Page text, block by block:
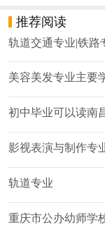
推荐阅读
轨道交通专业|铁路
美容美发专业主要
初中毕业可以读南
影视表演与制作专
轨道专业
重庆市公办幼师学